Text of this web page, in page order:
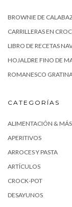
BROWNIE DE
CARRILLERAS EN
LIBRO DE RECETAS
HOJALDRE FINO DE
ROMANESCO
CATEGORÍAS
ALIMENTACIÓN & MÁS
APERITIVOS
ARROCES Y PASTA
ARTÍCULOS
CROCK-POT
DESAYUNOS